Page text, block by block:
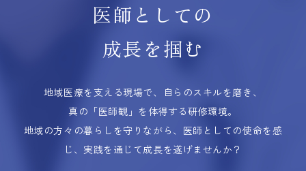
医師としての
成長を掴む
地域医療を支える現場で、自らのスキルを磨き、
真の「医師観」を体得する研修環境。
地域の方々の暮らしを守りながら、医師としての使命を感
じ、実践を通じて成長を遂げませんか？